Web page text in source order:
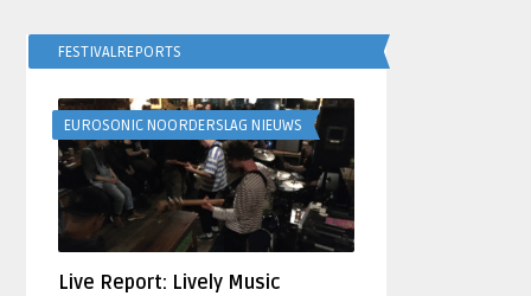
FESTIVALREPORTS
EUROSONIC NOORDERSLAG NIEUWS
Live Report: Lively Music